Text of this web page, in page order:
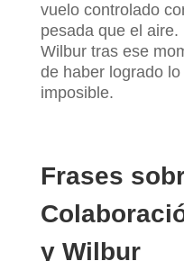
vuelo controlado
pesada que el
Wilbur tras ese
de haber logrado
imposible.
Frases
y Wilbur